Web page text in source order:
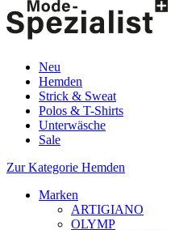
Neu
Hemden
Strick & Sweat
Polos & T-Shirts
Unterwäsche
Sale
Zur Kategorie Hemden
Marken
ARTIGIANO
OLYMP